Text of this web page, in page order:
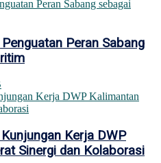
Peran Sabang
Kerja DWP
Sinergi dan Kolaborasi